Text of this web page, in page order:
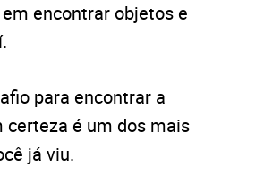
encontrar objetos e
para encontrar a
certeza é um dos mais
já viu.